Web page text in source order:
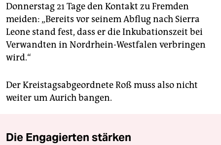
Donnerstag 21 Tage den Kontakt zu Fremden
meiden: „Bereits vor seinem Abflug nach Sierra
Leone stand fest, dass er die Inkubationszeit bei
Verwandten in Nordrhein-Westfalen verbringen
wird.“
Der Kreistagsabgeordnete Roß muss also nicht
weiter um Aurich bangen.
Die Engagierten stärken